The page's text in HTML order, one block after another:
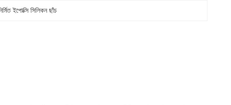
ইপোক্সি সিলিকন ছাঁচ